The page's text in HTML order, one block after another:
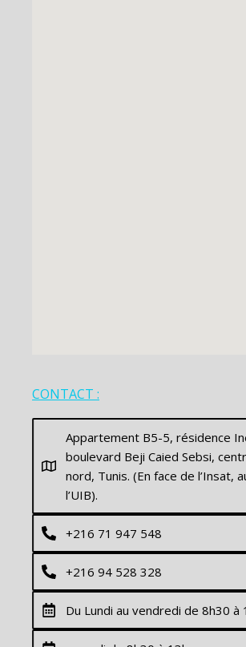
CONTACT :
Appartement B5-5, résidence
boulevard Beji Caied Sebsi,
nord, Tunis. (En face de l’Insat,
l’UIB).
+216 71 947 548
+216 94 528 328
Du Lundi au vendredi de 8h30 à